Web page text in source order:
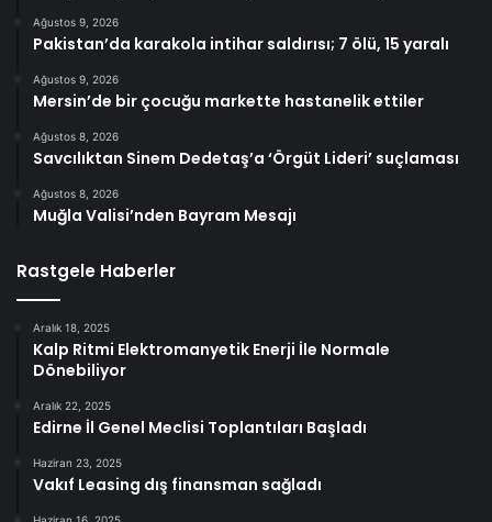
Ağustos 9, 2026
Pakistan’da karakola intihar saldırısı; 7 ölü, 15 yaralı
Ağustos 9, 2026
Mersin’de bir çocuğu markette hastanelik ettiler
Ağustos 8, 2026
Savcılıktan Sinem Dedetaş’a ‘Örgüt Lideri’ suçlaması
Ağustos 8, 2026
Muğla Valisi’nden Bayram Mesajı
Rastgele Haberler
Aralık 18, 2025
Kalp Ritmi Elektromanyetik Enerji İle Normale
Dönebiliyor
Aralık 22, 2025
Edirne İl Genel Meclisi Toplantıları Başladı
Haziran 23, 2025
Vakıf Leasing dış finansman sağladı